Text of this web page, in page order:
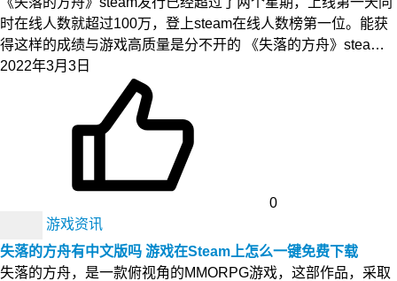
时在线人数就超过100万，登上steam在线人数榜第一位。能获
得这样的成绩与游戏高质量是分不开的 《失落的方舟》stea…
2022年3月3日
0
游戏资讯
失落的方舟有中文版吗 游戏在Steam上怎么一键免费下载
失落的方舟，是一款俯视角的MMORPG游戏，这部作品，采取